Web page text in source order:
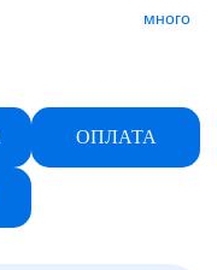
много
ОПЛАТА